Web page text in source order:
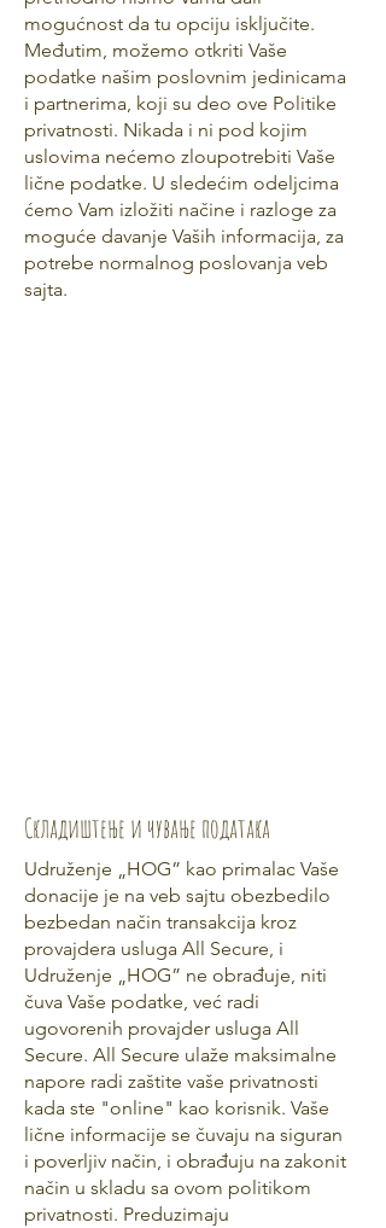
mogućnost da tu opciju isključite.
Međutim, možemo otkriti Vaše
podatke našim poslovnim jedinicama
i partnerima, koji su deo ove Politike
privatnosti. Nikada i ni pod kojim
uslovima nećemo zloupotrebiti Vaše
lične podatke. U sledećim odeljcima
ćemo Vam izložiti načine i razloge za
moguće davanje Vaših informacija, za
potrebe normalnog poslovanja veb
sajta.
Складиштење и чување података
Udruženje „HOG” kao primalac Vaše
donacije je na veb sajtu obezbedilo
bezbedan način transakcija kroz
provajdera usluga All Secure, i
Udruženje „HOG” ne obrađuje, niti
čuva Vaše podatke, već radi
ugovorenih provajder usluga All
Secure. All Secure ulaže maksimalne
napore radi zaštite vaše privatnosti
kada ste "online" kao korisnik. Vaše
lične informacije se čuvaju na siguran
i poverljiv način, i obrađuju na zakonit
način u skladu sa ovom politikom
privatnosti. Preduzimaju